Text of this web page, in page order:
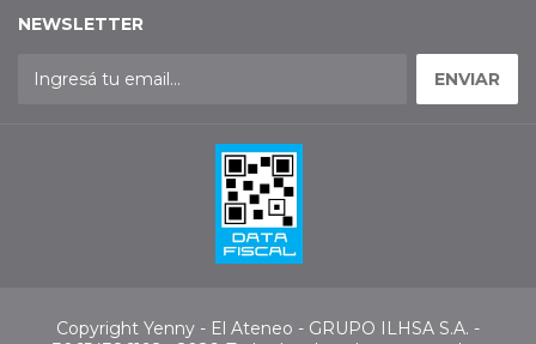
NEWSLETTER
Copyright Yenny - El Ateneo - GRUPO ILHSA S.A. -